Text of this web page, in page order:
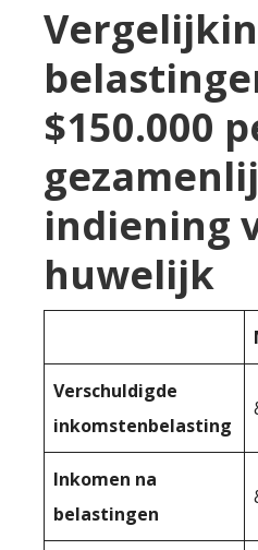
$150.000
indiening
huwelijk
Verschuldigde
inkomstenbelasting
Inkomen na
belastingen